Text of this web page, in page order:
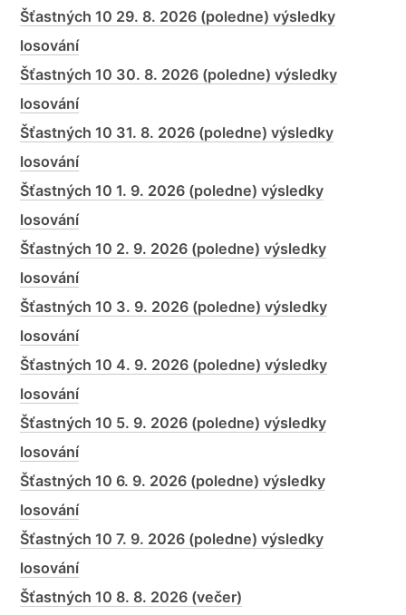
Šťastných 10 29. 8. 2026 (poledne) výsledky
losování
Šťastných 10 30. 8. 2026 (poledne) výsledky
losování
Šťastných 10 31. 8. 2026 (poledne) výsledky
losování
Šťastných 10 1. 9. 2026 (poledne) výsledky
losování
Šťastných 10 2. 9. 2026 (poledne) výsledky
losování
Šťastných 10 3. 9. 2026 (poledne) výsledky
losování
Šťastných 10 4. 9. 2026 (poledne) výsledky
losování
Šťastných 10 5. 9. 2026 (poledne) výsledky
losování
Šťastných 10 6. 9. 2026 (poledne) výsledky
losování
Šťastných 10 7. 9. 2026 (poledne) výsledky
losování
Šťastných 10 8. 8. 2026 (večer)